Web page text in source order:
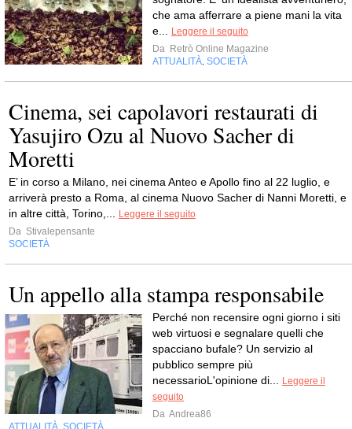
che ama afferrare a piene mani la vita
e...
Leggere il seguito
Da Retrò Online Magazine
ATTUALITÀ SOCIETÀ
Cinema, sei capolavori restaurati di
Yasujiro Ozu al Nuovo Sacher di
Moretti
E’ in corso a Milano, nei cinema Anteo e Apollo fino al 22 luglio, e
arriverà presto a Roma, al cinema Nuovo Sacher di Nanni Moretti, e
in altre città, Torino,...
Leggere il seguito
Da Stivalepensante
SOCIETÀ
Un appello alla stampa responsabile
Perché non recensire ogni giorno i siti
web virtuosi e segnalare quelli che
spacciano bufale? Un servizio al
pubblico sempre più
necessarioL'opinione di...
Leggere il
seguito
Da Andrea86
ATTUALITÀ SOCIETÀ